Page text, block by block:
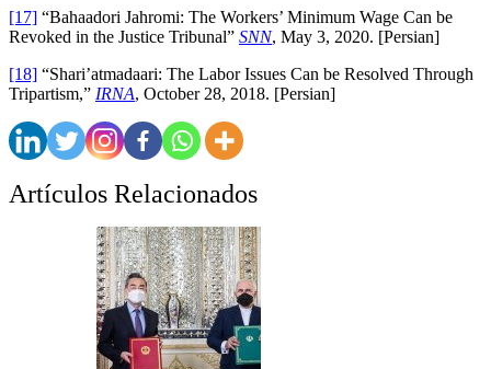
[17] “Bahaadori Jahromi: The Workers’ Minimum Wage Can be
Revoked in the Justice Tribunal” SNN, May 3, 2020. [Persian]
[18] “Shari’atmadaari: The Labor Issues Can be Resolved Through
Tripartism,” IRNA, October 28, 2018. [Persian]
Artículos Relacionados